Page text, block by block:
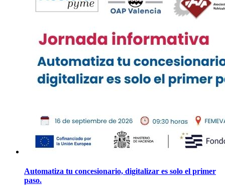
Automatiza tu concesionario, digitalizar es solo el primer
paso.